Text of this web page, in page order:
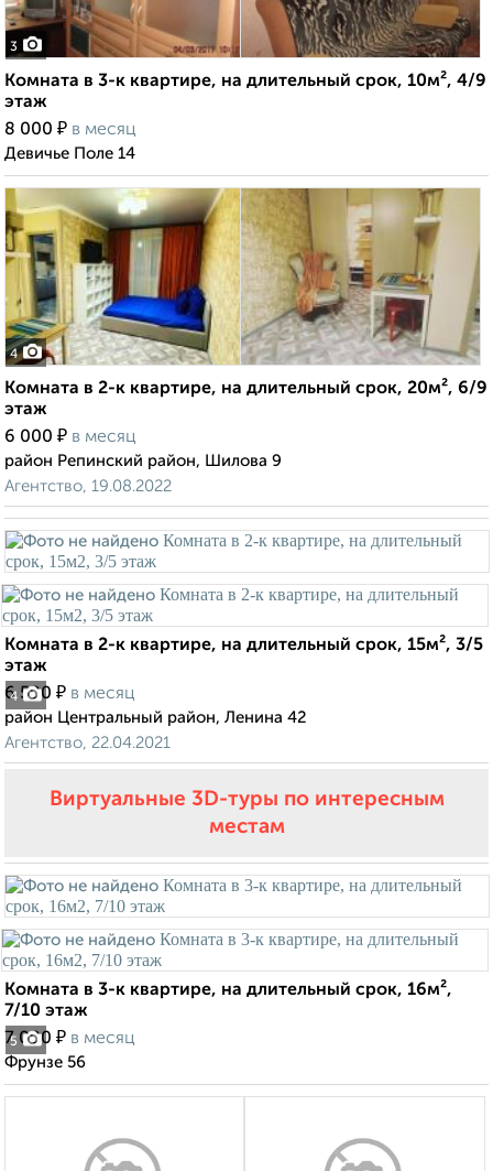
3
Комната в 3-к квартире, на длительный срок, 10м², 4/9
этаж
8 000 ₽ в месяц
Девичье Поле 14
4
Комната в 2-к квартире, на длительный срок, 20м², 6/9
этаж
6 000 ₽ в месяц
район Репинский район, Шилова 9
Агентство, 19.08.2022
4
Комната в 2-к квартире, на длительный срок, 15м², 3/5
этаж
6 500 ₽ в месяц
район Центральный район, Ленина 42
Агентство, 22.04.2021
Виртуальные 3D-туры по интересным
местам
5
Комната в 3-к квартире, на длительный срок, 16м²,
7/10 этаж
7 000 ₽ в месяц
Фрунзе 56